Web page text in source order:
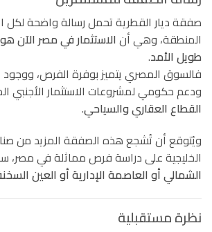
صفقة ديار القطرية تحمل رسالة واضحة لكل
المنطقة، وهي أنالاستثمار في مصر الآن
طويل الأمد.
فالسوق المصري يتميز بوفرة الفرص، ووجود
ودعم حكومي لمشروعات الاستثمار الأجنبي
القطاع العقاري والسياحي.
ويُتوقع أن تُشجع هذه الصفقة المزيد من
الخليجية على دراسة فرص مماثلة في مصر،
الشمالي أو العاصمة الإدارية أو العين
نظرة مستقبلية